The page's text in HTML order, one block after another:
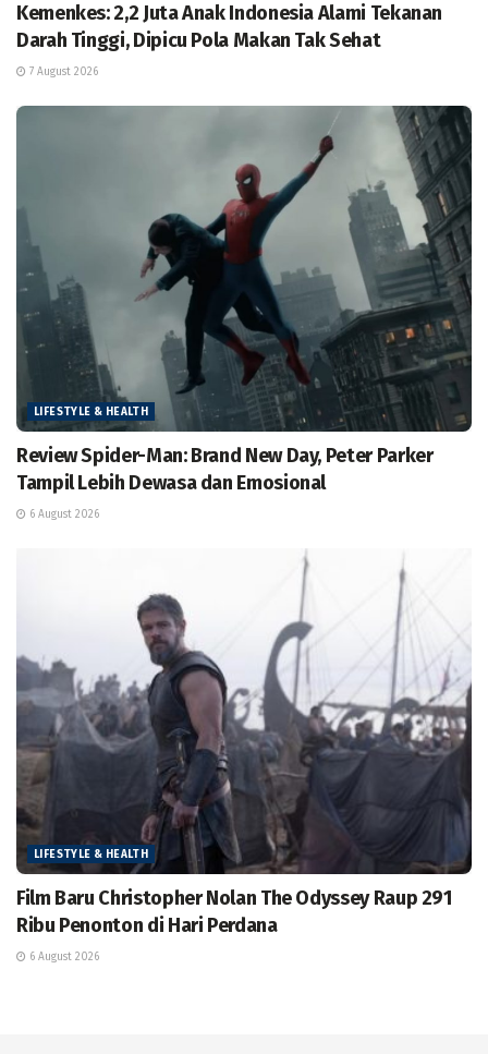
Kemenkes: 2,2 Juta Anak Indonesia Alami Tekanan
Darah Tinggi, Dipicu Pola Makan Tak Sehat
7 August 2026
LIFESTYLE & HEALTH
Review Spider-Man: Brand New Day, Peter Parker
Tampil Lebih Dewasa dan Emosional
6 August 2026
LIFESTYLE & HEALTH
Film Baru Christopher Nolan The Odyssey Raup 291
Ribu Penonton di Hari Perdana
6 August 2026